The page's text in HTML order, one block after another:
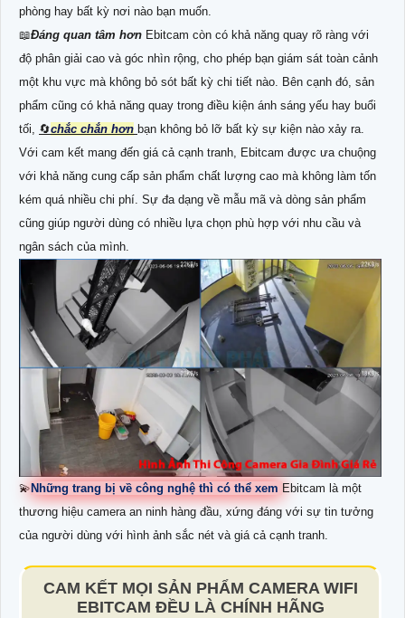
phòng hay bất kỳ nơi nào bạn muốn.
📖Đáng quan tâm hơn Ebitcam còn có khả năng quay rõ ràng với
độ phân giải cao và góc nhìn rộng, cho phép bạn giám sát toàn cảnh
một khu vực mà không bỏ sót bất kỳ chi tiết nào. Bên cạnh đó, sản
phẩm cũng có khả năng quay trong điều kiện ánh sáng yếu hay buổi
tối, 🔄chắc chắn hơn bạn không bỏ lỡ bất kỳ sự kiện nào xảy ra.
Với cam kết mang đến giá cả cạnh tranh, Ebitcam được ưa chuộng
với khả năng cung cấp sản phẩm chất lượng cao mà không làm tốn
kém quá nhiều chi phí. Sự đa dạng về mẫu mã và dòng sản phẩm
cũng giúp người dùng có nhiều lựa chọn phù hợp với nhu cầu và
ngân sách của mình.
💫 Những trang bị về công nghệ thì có thể xem Ebitcam là một
thương hiệu camera an ninh hàng đầu, xứng đáng với sự tin tưởng
của người dùng với hình ảnh sắc nét và giá cả cạnh tranh.
CAM KẾT MỌI SẢN PHẨM CAMERA WIFI
EBITCAM ĐỀU LÀ CHÍNH HÃNG